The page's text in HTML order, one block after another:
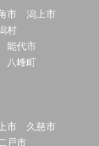
市
潟上市
村
能代市
八峰町
市
久慈市
戸市